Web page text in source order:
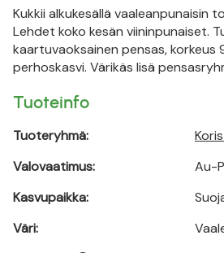
Kukkii alkukesällä vaaleanpunaisin
Lehdet koko kesän viininpunaiset.
kaartuvaoksainen pensas, korkeus
perhoskasvi. Värikäs lisä
Tuoteinfo
Tuoteryhmä:
Valovaatimus:
Kasvupaikka:
Väri:
Au-